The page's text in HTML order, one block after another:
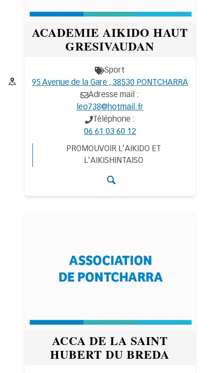
ACADEMIE AIKIDO HAUT
GRESIVAUDAN
Thématiques
Sport
Adresse :
95 Avenue de la Gare , 38530 PONTCHARRA
Adresse mail :
leo738@hotmail.fr
Téléphone :
06 61 03 60 12
PROMOUVOIR L'AIKIDO ET
L'AIKISHINTAISO
Accéder aux détails
ACCA DE LA SAINT
HUBERT DU BREDA